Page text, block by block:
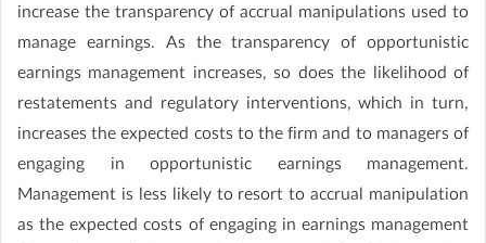
increase the transparency of accrual manipulations used to
manage earnings. As the transparency of opportunistic
earnings management increases, so does the likelihood of
restatements and regulatory interventions, which in turn,
increases the expected costs to the firm and to managers of
engaging in opportunistic earnings management.
Management is less likely to resort to accrual manipulation
as the expected costs of engaging in earnings management